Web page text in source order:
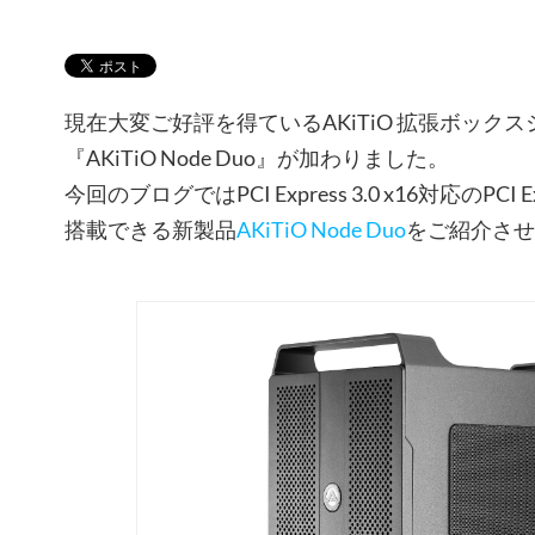
現在大変ご好評を得ているAKiTiO 拡張ボックス
『AKiTiO Node Duo』が加わりました。
今回のブログではPCI Express 3.0 x16対応のPCI
搭載できる新製品AKiTiO Node Duoをご紹介さ